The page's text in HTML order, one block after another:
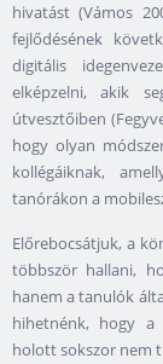
hivatást (Vámos
fejlődésének
digitális
elképzelni, akik
útvesztőiben
hogy olyan
kollégáiknak,
tanórákon a
Előrebocsátjuk, a
többször hallani,
hanem a tanulók
hihetnénk, hogy a
holott sokszor nem